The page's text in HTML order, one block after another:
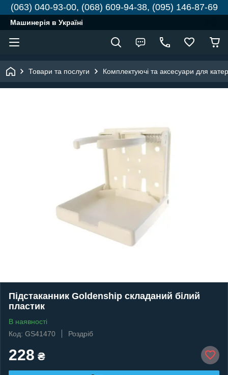
(063) 040-93-00, (068) 609-94-38, (095) 146-87-69
Машинерія в Україні
Товари та послуги Комплектуючі та аксесуари для
Підстаканник Goldenship складаний білий
пластик
В наявності
Код: GS41470
Роздріб
228 ₴